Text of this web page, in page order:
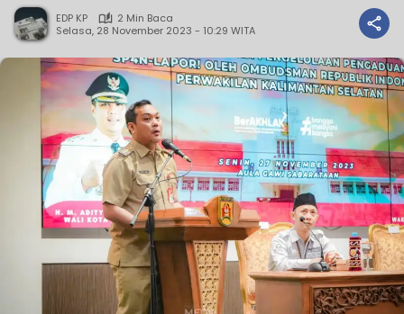
EDP KP
2 Min Baca
Selasa, 28 November 2023 - 10:29 WITA